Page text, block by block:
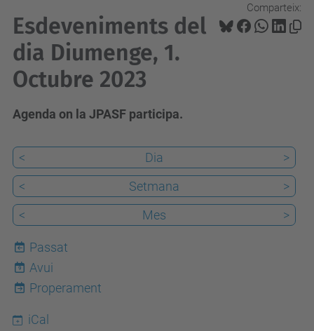
Comparteix:
Esdeveniments del
dia Diumenge, 1.
Octubre 2023
Agenda on la JPASF participa.
< Dia
>
<
Setmana
>
<
Mes >
Passat
9
Avui
Properament
iCal